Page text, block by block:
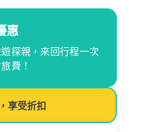
惠
探親，來回行程一次
費！
享受折扣